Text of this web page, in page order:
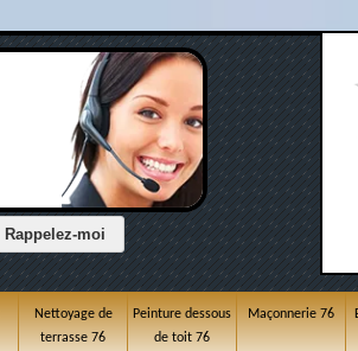
Nettoyage de
terrasse 76
Peinture dessous
de toit 76
Maçonnerie 76